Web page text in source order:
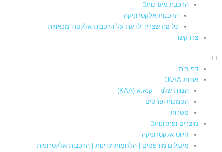
הרכבת מערכות
הרכבות אלקטרוניקה
כל מה שצריך לדעת על הרכבות אלקטרו-מכאניות
צרו קשר
דף בית
אודות KAA
הצוות שלנו – ק.א.א (KAA)
הסמכות ופרסים
משרות
מוצרים ופתרונות
חיווט אלקטרוניקה
מעגלים מודפסים | הלחמות עדינות | הרכבות אלקטרוניות